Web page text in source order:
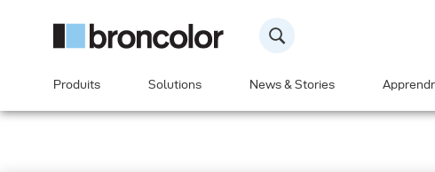
Produits Solutions News & Stories